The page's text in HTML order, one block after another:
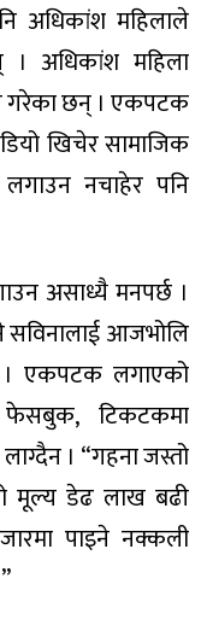
अधिकांश महिलाले
अधिकांश महिला
गरेका छन् । एकपटक
खिचेर सामाजिक
नचाहेर पनि
असाध्यै मनपर्छ ।
सविनालाई आजभोलि
। एकपटक लगाएको
टिकटकमा
। “गहना जस्तो
मूल्य डेढ लाख बढी
पाइने नक्कली